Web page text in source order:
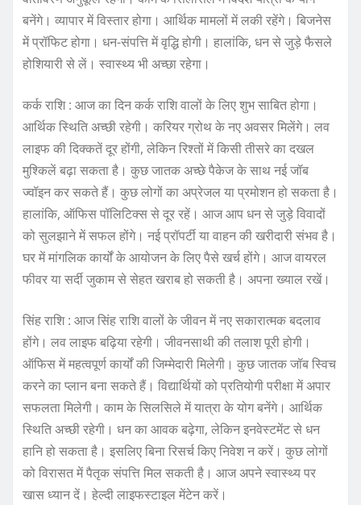
बनेंगे। व्यापार में विस्तार होगा। आर्थिक मामलों में लकी रहेंगे। बिजनेस
में प्रॉफिट होगा। धन-संपत्ति में वृद्धि होगी। हालांकि, धन से जुड़े फैसले
होशियारी से लें। स्वास्थ्य भी अच्छा रहेगा।
कर्क राशि : आज का दिन कर्क राशि वालों के लिए शुभ साबित होगा।
आर्थिक स्थिति अच्छी रहेगी। करियर ग्रोथ के नए अवसर मिलेंगे। लव
लाइफ की दिक्कतें दूर होंगी, लेकिन रिश्तों में किसी तीसरे का दखल
मुश्किलें बढ़ा सकता है। कुछ जातक अच्छे पैकेज के साथ नई जॉब
ज्वॉइन कर सकते हैं। कुछ लोगों का अप्रेजल या प्रमोशन हो सकता है।
हालांकि, ऑफिस पॉलिटिक्स से दूर रहें। आज आप धन से जुड़े विवादों
को सुलझाने में सफल होंगे। नई प्रॉपर्टी या वाहन की खरीदारी संभव है।
घर में मांगलिक कार्यों के आयोजन के लिए पैसे खर्च होंगे। आज वायरल
फीवर या सर्दी जुकाम से सेहत खराब हो सकती है। अपना ख्याल रखें।
सिंह राशि : आज सिंह राशि वालों के जीवन में नए सकारात्मक बदलाव
होंगे। लव लाइफ बढ़िया रहेगी। जीवनसाथी की तलाश पूरी होगी।
ऑफिस में महत्वपूर्ण कार्यों की जिम्मेदारी मिलेगी। कुछ जातक जॉब स्विच
करने का प्लान बना सकते हैं। विद्यार्थियों को प्रतियोगी परीक्षा में अपार
सफलता मिलेगी। काम के सिलसिले में यात्रा के योग बनेंगे। आर्थिक
स्थिति अच्छी रहेगी। धन का आवक बढ़ेगा, लेकिन इनवेस्टमेंट से धन
हानि हो सकता है। इसलिए बिना रिसर्च किए निवेश न करें। कुछ लोगों
को विरासत में पैतृक संपत्ति मिल सकती है। आज अपने स्वास्थ्य पर
खास ध्यान दें। हेल्दी लाइफस्टाइल मेंटेन करें।